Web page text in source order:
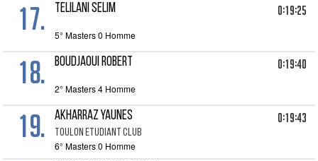
17. TELILANI SELIM 0:19:25
5° Masters 0 Homme
18. BOUDJAOUI ROBERT 0:19:40
2° Masters 4 Homme
19. AKHARRAZ YAUNES
TOULON ETUDIANT CLUB
0:19:43
6° Masters 0 Homme